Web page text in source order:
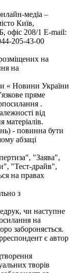
медіа –
Київ,
208/1 E-mail:
205-43-00
на
на
« Новини України
пряме
.
від
матеріалів.
- повинна бути
абзаці
"Заява",
"Тест-драйв",
на правах
з
чи наступне
на
забороняється.
є автор
творів